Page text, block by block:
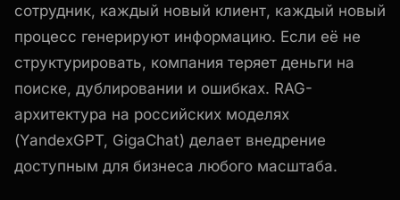
сотрудник, каждый новый клиент, каждый новый
процесс генерируют информацию. Если её не
структурировать, компания теряет деньги на
поиске, дублировании и ошибках. RAG-
архитектура на российских моделях
(YandexGPT, GigaChat) делает внедрение
доступным для бизнеса любого масштаба.